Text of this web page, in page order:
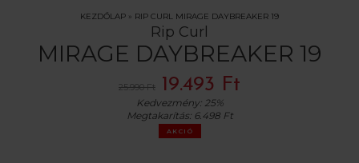
KEZDŐLAP » RIP CURL MIRAGE DAYBREAKER 19
Rip Curl
MIRAGE DAYBREAKER 19
25.990 Ft 19.493 Ft
Kedvezmény: 25%
Megtakarítás: 6.498 Ft
AKCIÓ